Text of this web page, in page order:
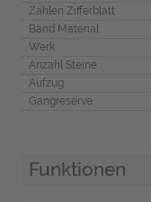
Zahlen Zifferblatt
Band Material
Werk
Anzahl Steine
Aufzug
Gangreserve
Funktionen